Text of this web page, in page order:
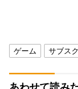
ゲーム サブスク